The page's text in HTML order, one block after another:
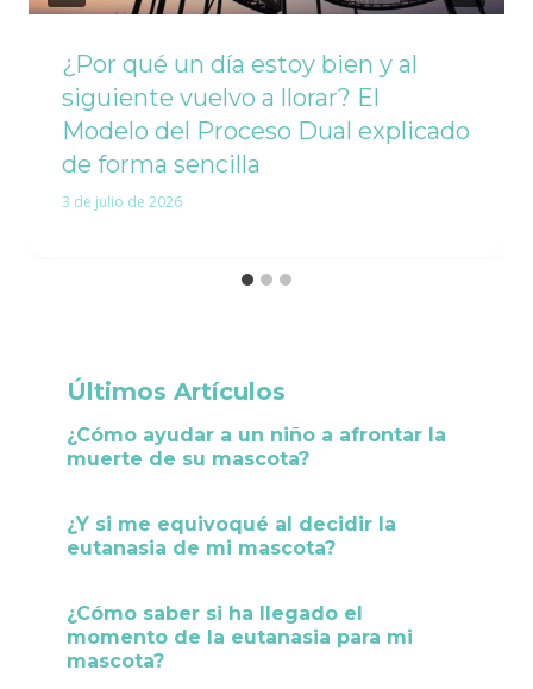
¿Por qué un día estoy bien y al
siguiente vuelvo a llorar? El
Modelo del Proceso Dual explicado
de forma sencilla
3 de julio de 2026
Últimos Artículos
¿Cómo ayudar a un niño a afrontar la
muerte de su mascota?
¿Y si me equivoqué al decidir la
eutanasia de mi mascota?
¿Cómo saber si ha llegado el
momento de la eutanasia para mi
mascota?